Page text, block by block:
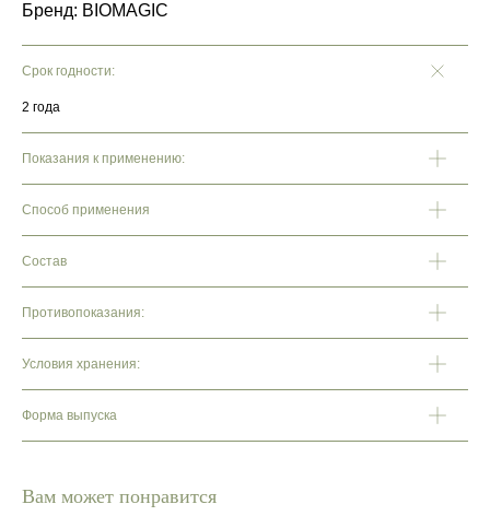
Бренд: BIOMAGIC
Срок годности:
2 года
Показания к применению:
Способ применения
Состав
Противопоказания:
Условия хранения:
Форма выпуска
Вам может понравится